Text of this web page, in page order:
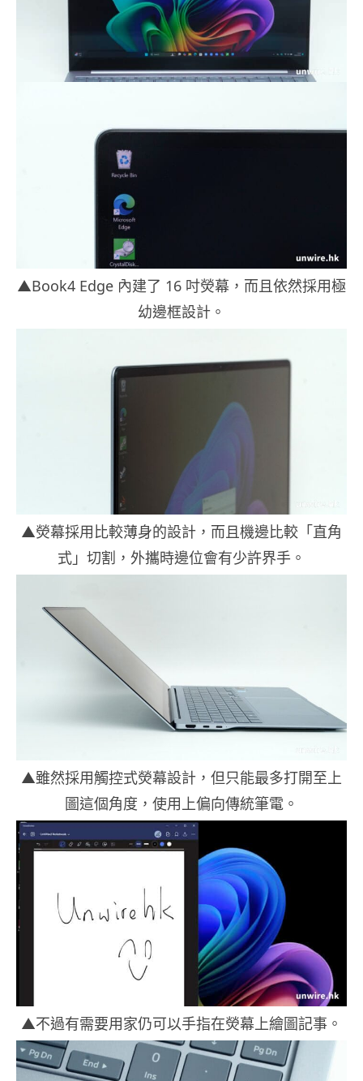
▲Book4 Edge 內建了 16 吋熒幕，而且依然採用極
幼邊框設計。
▲熒幕採用比較薄身的設計，而且機邊比較「直角
式」切割，外攜時邊位會有少許界手。
▲雖然採用觸控式熒幕設計，但只能最多打開至上
圖這個角度，使用上偏向傳統筆電。
▲不過有需要用家仍可以手指在熒幕上繪圖記事。